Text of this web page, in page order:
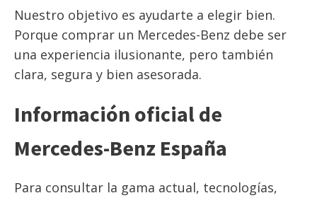
Nuestro objetivo es ayudarte a elegir bien.
Porque comprar un Mercedes-Benz debe ser
una experiencia ilusionante, pero también
clara, segura y bien asesorada.
Información oficial de
Mercedes-Benz España
Para consultar la gama actual, tecnologías,